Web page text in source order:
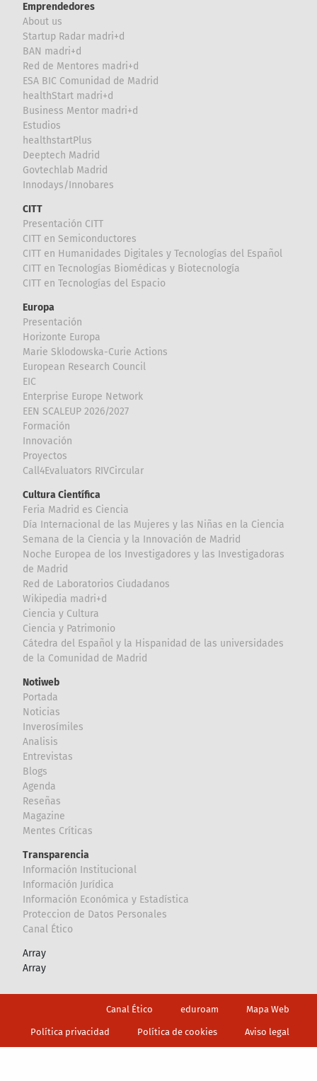
Emprendedores
About us
Startup Radar madri+d
BAN madri+d
Red de Mentores madri+d
ESA BIC Comunidad de Madrid
healthStart madri+d
Business Mentor madri+d
Estudios
healthstartPlus
Deeptech Madrid
Govtechlab Madrid
Innodays/Innobares
CITT
Presentación CITT
CITT en Semiconductores
CITT en Humanidades Digitales y Tecnologías del Español
CITT en Tecnologías Biomédicas y Biotecnología
CITT en Tecnologías del Espacio
Europa
Presentación
Horizonte Europa
Marie Sklodowska-Curie Actions
European Research Council
EIC
Enterprise Europe Network
EEN SCALEUP 2026/2027
Formación
Innovación
Proyectos
Call4Evaluators RIVCircular
Cultura Científica
Feria Madrid es Ciencia
Día Internacional de las Mujeres y las Niñas en la Ciencia
Semana de la Ciencia y la Innovación de Madrid
Noche Europea de los Investigadores y las Investigadoras
de Madrid
Red de Laboratorios Ciudadanos
Wikipedia madri+d
Ciencia y Cultura
Ciencia y Patrimonio
Cátedra del Español y la Hispanidad de las universidades
de la Comunidad de Madrid
Notiweb
Portada
Noticias
Inverosímiles
Analisis
Entrevistas
Blogs
Agenda
Reseñas
Magazine
Mentes Críticas
Transparencia
Información Institucional
Información Jurídica
Información Económica y Estadística
Proteccion de Datos Personales
Canal Ético
Array
Array
Canal Ético eduroam Mapa Web
Política privacidad Política de cookies Aviso legal